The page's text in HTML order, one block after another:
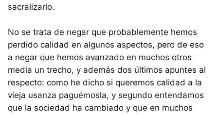
sacralizarlo.
No se trata de negar que probablemente hemos
perdido calidad en algunos aspectos, pero de eso
a negar que hemos avanzado en muchos otros
media un trecho, y además dos últimos apuntes al
respecto: como he dicho si queremos calidad a la
vieja usanza paguémosla, y segundo entendamos
que la sociedad ha cambiado y que en muchos